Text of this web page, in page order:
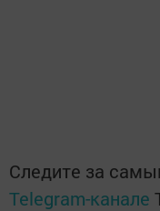
Следите за
Telegram-канале